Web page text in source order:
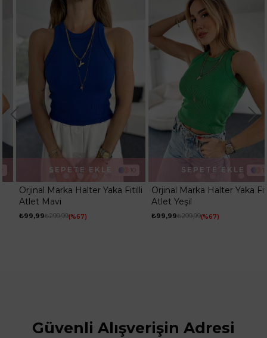
10
Yaka Fitilli
10
Orjinal Marka Halter Yaka Fitilli
₺99,99
SEPETE EKLE
Orjinal Marka
₺99,99
Güvenli Alışverişin Adresi